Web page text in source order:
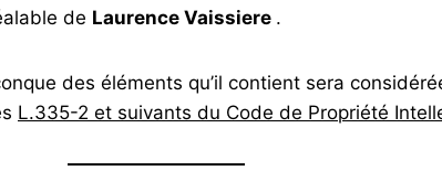
de Laurence Vaissiere .
des éléments qu’il contient sera
L.335-2 et suivants du Code de Propriété